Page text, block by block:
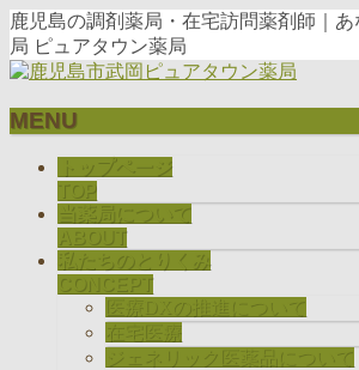
鹿児島の調剤薬局・在宅訪問薬剤師｜
局 ピュアタウン薬局
MENU
トップページ
TOP
当薬局について
ABOUT
私たちのとりくみ
CONCEPT
医療DXの推進について
在宅医療
ジェネリック医薬品について